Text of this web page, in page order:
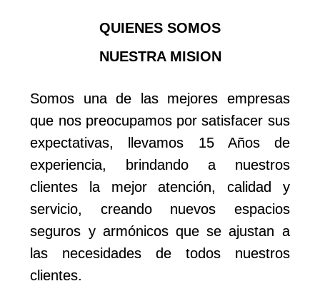
QUIENES SOMOS
NUESTRA MISION
Somos una de las mejores empresas
que nos preocupamos por satisfacer sus
expectativas, llevamos 15 Años de
experiencia, brindando a nuestros
clientes la mejor atención, calidad y
servicio, creando nuevos espacios
seguros y armónicos que se ajustan a
las necesidades de todos nuestros
clientes.